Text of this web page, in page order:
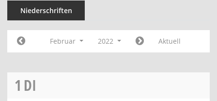
Niederschriften
Februar 2022 Aktuell
1 DI